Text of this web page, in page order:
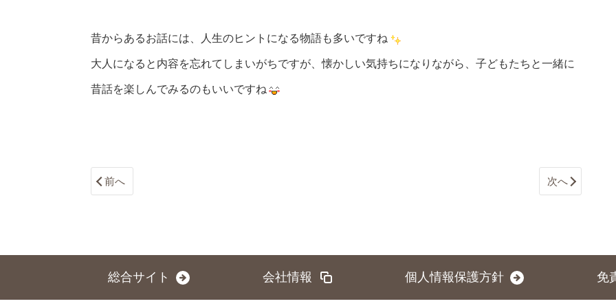
昔からあるお話には、人生のヒントになる物語も多いですね
大人になると内容を忘れてしまいがちですが、懐かしい気持ちになりながら、子どもたちと一緒に
昔話を楽しんでみるのもいいですね
前へ 次へ
総合サイト 会社情報 個人情報保護方針 免